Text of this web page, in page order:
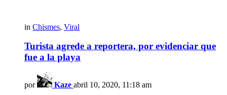
in Chismes, Viral
Turista agrede a reportera, por evidenciar que
fue a la playa
por Kaze abril 10, 2020, 11:18 am